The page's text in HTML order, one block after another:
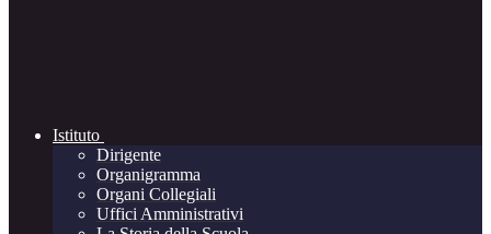
Istituto
Dirigente
Organigramma
Organi Collegiali
Uffici Amministrativi